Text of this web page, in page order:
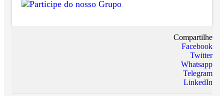
Compartilhe
Facebook
Twitter
Whatsapp
Telegram
LinkedIn